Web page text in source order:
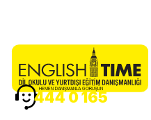
HEMEN DANIŞMANLA GÖRÜŞÜN
444 0 165